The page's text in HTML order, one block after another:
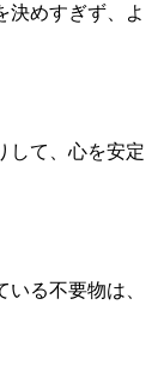
決めすぎず、よ
して、心を安定
る不要物は、